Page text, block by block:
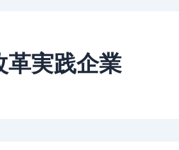
革実践企業